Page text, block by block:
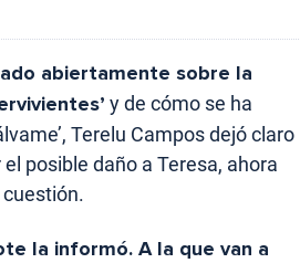
abiertamente sobre la
y de cómo se ha
Terelu Campos dejó claro
posible daño a Teresa, ahora
la informó. A la que van a